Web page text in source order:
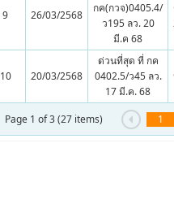
9 26/03/2568
กค(กวจ)0405.4/
ว195 ลว. 20
มี.ค 68
10 20/03/2568
ด่วนที่สุด ที่ กค
0402.5/ว45 ลว.
17 มี.ค. 68
Page 1 of 3 (27 items) 1